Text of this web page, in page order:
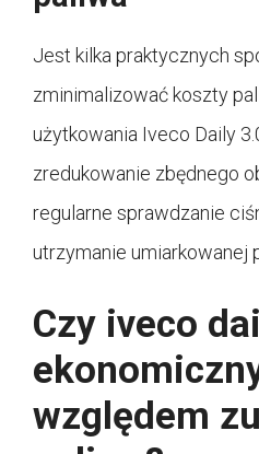
Jest kilka praktycznych
zminimalizować koszty
użytkowania Iveco Daily
zredukowanie zbędnego
regularne sprawdzanie
utrzymanie umiarkowanej
Czy iveco
względem